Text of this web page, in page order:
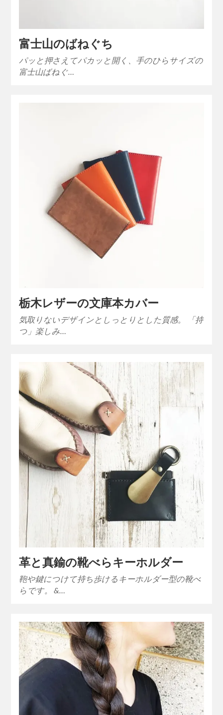
富士山のばねぐち
パッと押さえてパカッと開く、手のひらサイズの
富士山ばねぐ…
栃木レザーの文庫本カバー
気取りないデザインとしっとりとした質感。 「持
つ」楽しみ…
革と真鍮の靴べらキーホルダー
鞄や鍵につけて持ち歩けるキーホルダー型の靴べ
らです。 &…